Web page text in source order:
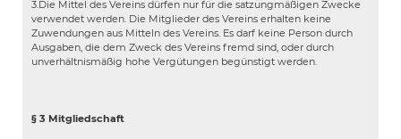
3.Die Mittel des Vereins dürfen nur für die satzungmäßigen Zwecke
verwendet werden. Die Mitglieder des Vereins erhalten keine
Zuwendungen aus Mitteln des Vereins. Es darf keine Person durch
Ausgaben, die dem Zweck des Vereins fremd sind, oder durch
unverhältnismäßig hohe Vergütungen begünstigt werden.
§ 3 Mitgliedschaft